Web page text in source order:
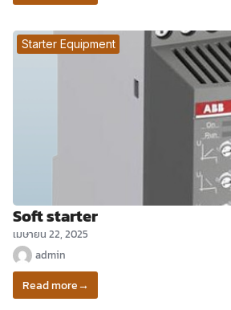
Starter Equipment
Soft starter
เมษายน 22, 2025
admin
Read more→